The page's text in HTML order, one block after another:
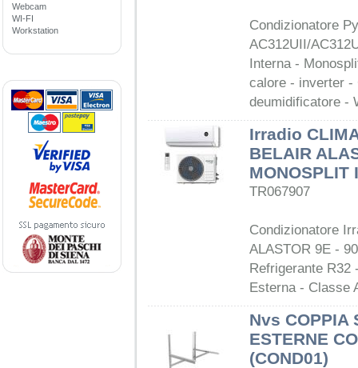
Webcam
WI-FI
Workstation
Condizionatore
AC312UII/
Interna -
calore - inverter -
deumidificatore -
Irradio
BELAIR
MONOSPLIT
TR067907
Condizionatore
ALASTOR 9E -
Refrigerante
Esterna - Classe
Nvs COPPIA
ESTERNE
(COND01)